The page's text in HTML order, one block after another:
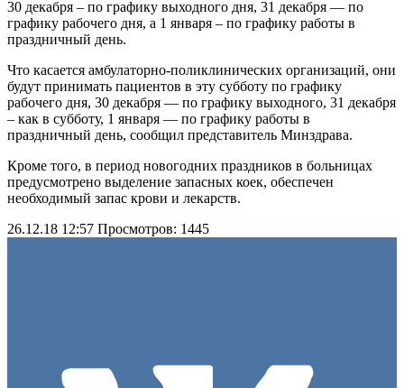
30 декабря – по графику выходного дня, 31 декабря — по
графику рабочего дня, а 1 января – по графику работы в
праздничный день.
Что касается амбулаторно-поликлинических организаций, они
будут принимать пациентов в эту субботу по графику
рабочего дня, 30 декабря — по графику выходного, 31 декабря
– как в субботу, 1 января — по графику работы в
праздничный день, сообщил представитель Минздрава.
Кроме того, в период новогодних праздников в больницах
предусмотрено выделение запасных коек, обеспечен
необходимый запас крови и лекарств.
26.12.18 12:57 Просмотров: 1445